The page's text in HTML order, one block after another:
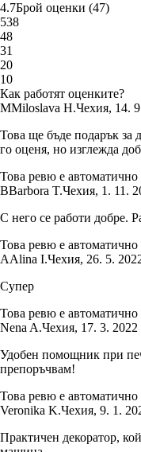
4.7Брой оценки (47)
538
48
31
20
10
Как работят оценките?
MMiloslava H.Чехия, 14.
Това ще бъде подарък за
го оценя, но изглежда
Това ревю е автоматично
BBarbora T.Чехия, 1. 11.
С него се работи добре.
Това ревю е автоматично
AAlina I.Чехия, 26. 5.
Супер
Това ревю е автоматично
Nena A.Чехия, 17. 3. 2022
Удобен помощник при
препоръчвам!
Това ревю е автоматично
Veronika K.Чехия, 9. 1.
Практичен декоратор,